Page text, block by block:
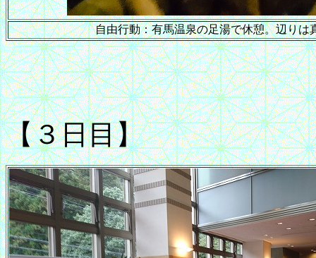
自由行動：有馬温泉の足湯で休憩。辺りは
【３日目】